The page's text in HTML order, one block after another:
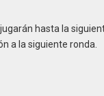
hasta la
a la siguiente ronda.